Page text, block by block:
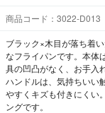
商品コード：3022-D013
ブラック×木目が落ち着
なフライパンです。本体
具の凹凸がなく、お手入
ハンドルは、気持ちいい
やすくキズも付きにくい
ングです。